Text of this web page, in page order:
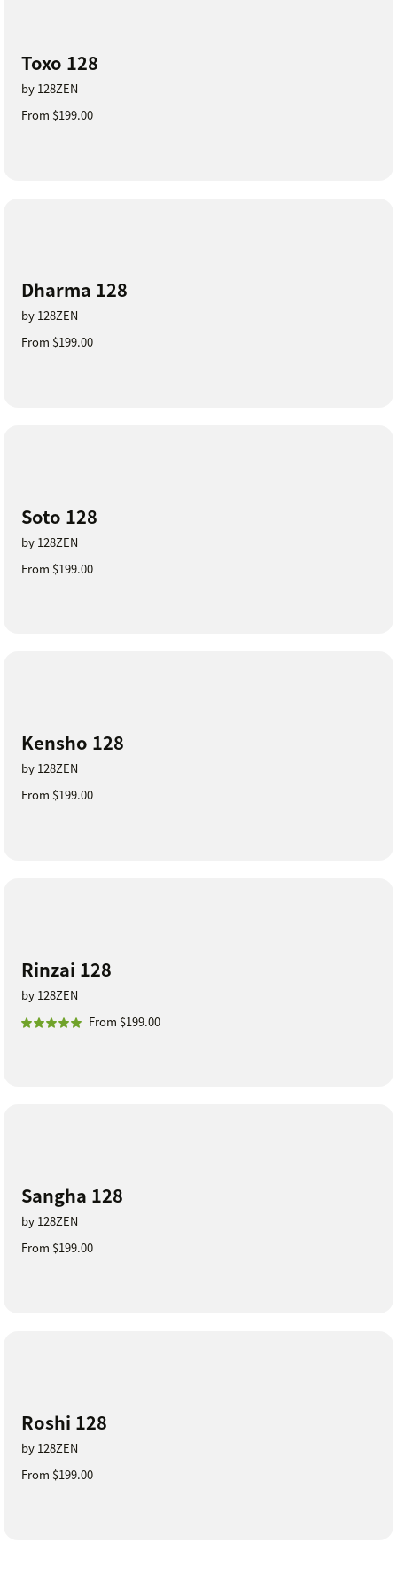
Toxo 128
by 128ZEN
From $199.00
Dharma 128
by 128ZEN
From $199.00
Soto 128
by 128ZEN
From $199.00
Kensho 128
by 128ZEN
From $199.00
Rinzai 128
by 128ZEN
From $199.00
Sangha 128
by 128ZEN
From $199.00
Roshi 128
by 128ZEN
From $199.00